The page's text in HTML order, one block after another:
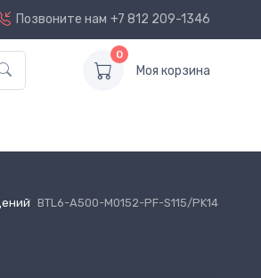
Позвоните нам +7 812 209-1346
0
Моя корзина
BTL6-A500-M0152-PF-S115/PK14